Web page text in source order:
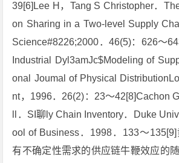
39[6]Lee H，Tang S Christopher．
on Sharing in a Two-level Supply
Science#8226;2000．46(5)：626～
Industrial Dyl3amJc$Modeling of
onal Joumal of Physical
nt，1996．26(2)：23～42[8]Cachon
ll．SI聊ly Chain Inventory．Duke
ool of Business．1998．133～
有不确定性需求的供应链牛鞭效应的